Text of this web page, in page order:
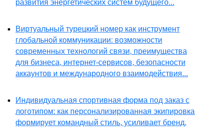
развития энергетических систем будущего...
Виртуальный турецкий номер как инструмент
глобальной коммуникации: возможности
современных технологий связи, преимущества
для бизнеса, интернет-сервисов, безопасности
аккаунтов и международного взаимодействия...
Индивидуальная спортивная форма под заказ с
логотипом: как персонализированная экипировка
формирует командный стиль, усиливает бренд,